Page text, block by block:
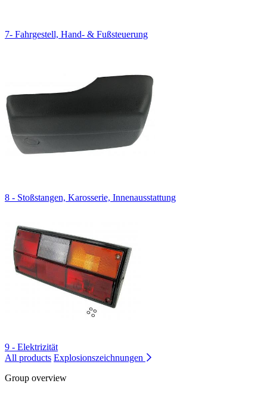
7- Fahrgestell, Hand- & Fußsteuerung
8 - Stoßstangen, Karosserie, Innenausstattung
9 - Elektrizität
All products Explosionszeichnungen
Group overview